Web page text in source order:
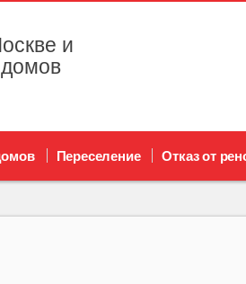
и
Переселение Отказ от